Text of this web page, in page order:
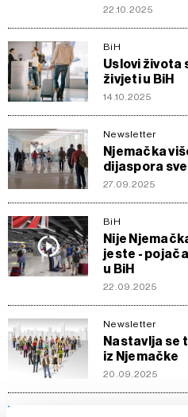
22.10.2025
BiH
Uslovi života
živjeti u BiH
14.10.2025
Newsletter
Njemačka
dijaspora
27.09.2025
BiH
Nije
jeste -
u BiH
22.09.2025
Newsletter
Nastavlja se
iz Njemačke
20.09.2025